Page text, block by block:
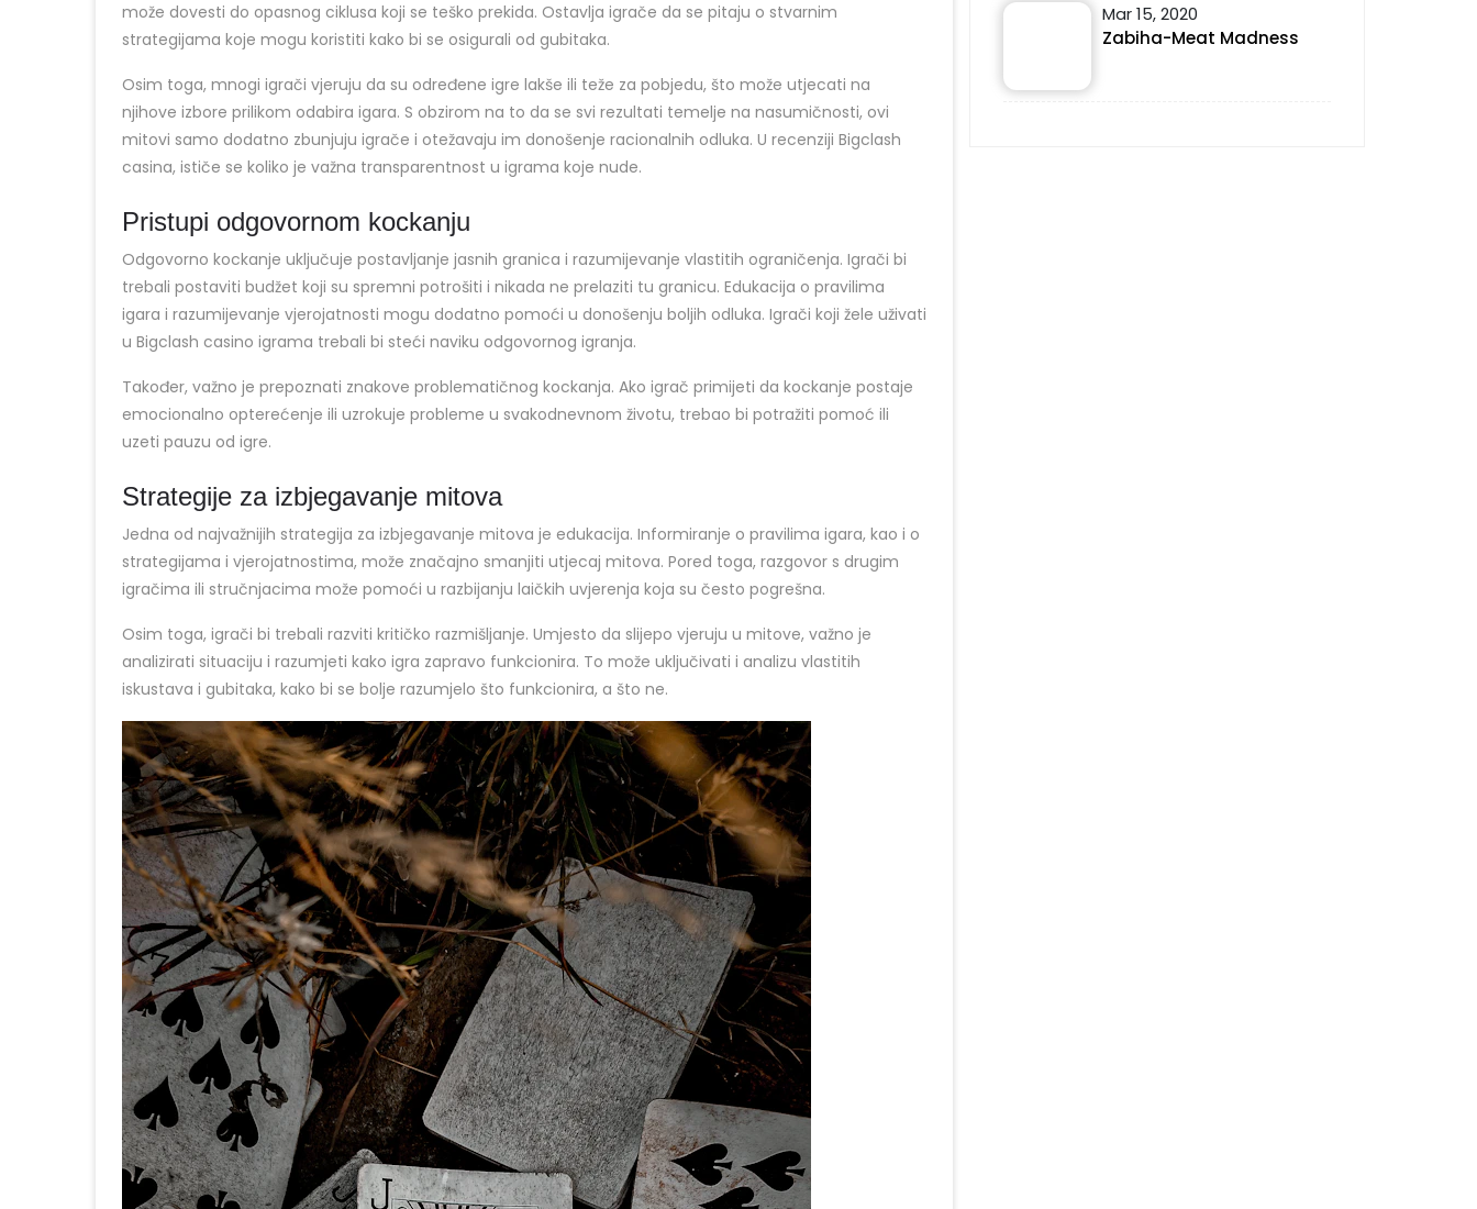
može dovesti do opasnog ciklusa koji se teško prekida. Ostavlja igrače da se pitaju o stvarnim
strategijama koje mogu koristiti kako bi se osigurali od gubitaka.
Osim toga, mnogi igrači vjeruju da su određene igre lakše ili teže za pobjedu, što može utjecati na
njihove izbore prilikom odabira igara. S obzirom na to da se svi rezultati temelje na nasumičnosti, ovi
mitovi samo dodatno zbunjuju igrače i otežavaju im donošenje racionalnih odluka. U recenziji Bigclash
casina, ističe se koliko je važna transparentnost u igrama koje nude.
Pristupi odgovornom kockanju
Odgovorno kockanje uključuje postavljanje jasnih granica i razumijevanje vlastitih ograničenja. Igrači bi
trebali postaviti budžet koji su spremni potrošiti i nikada ne prelaziti tu granicu. Edukacija o pravilima
igara i razumijevanje vjerojatnosti mogu dodatno pomoći u donošenju boljih odluka. Igrači koji žele uživati
u Bigclash casino igrama trebali bi steći naviku odgovornog igranja.
Također, važno je prepoznati znakove problematičnog kockanja. Ako igrač primijeti da kockanje postaje
emocionalno opterećenje ili uzrokuje probleme u svakodnevnom životu, trebao bi potražiti pomoć ili
uzeti pauzu od igre.
Strategije za izbjegavanje mitova
Jedna od najvažnijih strategija za izbjegavanje mitova je edukacija. Informiranje o pravilima igara, kao i o
strategijama i vjerojatnostima, može značajno smanjiti utjecaj mitova. Pored toga, razgovor s drugim
igračima ili stručnjacima može pomoći u razbijanju laičkih uvjerenja koja su često pogrešna.
Osim toga, igrači bi trebali razviti kritičko razmišljanje. Umjesto da slijepo vjeruju u mitove, važno je
analizirati situaciju i razumjeti kako igra zapravo funkcionira. To može uključivati i analizu vlastitih
iskustava i gubitaka, kako bi se bolje razumjelo što funkcionira, a što ne.
Mar 15, 2020
Zabiha-Meat Madness